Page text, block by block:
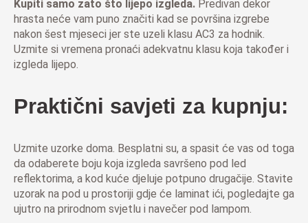
Kupiti samo zato što lijepo izgleda. Predivan dekor
hrasta neće vam puno značiti kad se površina izgrebe
nakon šest mjeseci jer ste uzeli klasu AC3 za hodnik.
Uzmite si vremena pronaći adekvatnu klasu koja također i
izgleda lijepo.
Praktični savjeti za kupnju:
Uzmite uzorke doma. Besplatni su, a spasit će vas od toga
da odaberete boju koja izgleda savršeno pod led
reflektorima, a kod kuće djeluje potpuno drugačije. Stavite
uzorak na pod u prostoriji gdje će laminat ići, pogledajte ga
ujutro na prirodnom svjetlu i navečer pod lampom.